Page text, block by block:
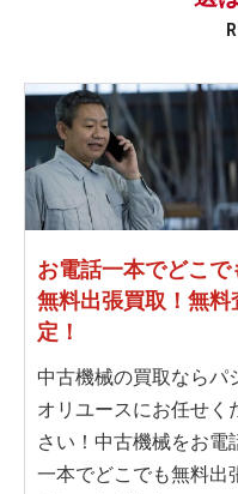
お電話一本でどこで
無料出張買取！無料
定！
中古機械の買取ならパ
オリユースにお任せく
さい！中古機械をお電
一本でどこでも無料出